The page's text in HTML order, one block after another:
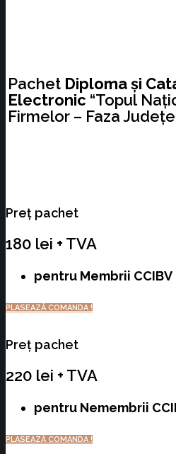
Pachet Diploma și
Electronic “Topul
Firmelor – Faza
Preț pachet
180 lei + TVA
pentru Membrii CCIBV
PLASEAZĂ COMANDA !
Preț pachet
220 lei + TVA
pentru Nemembrii
PLASEAZĂ COMANDA !